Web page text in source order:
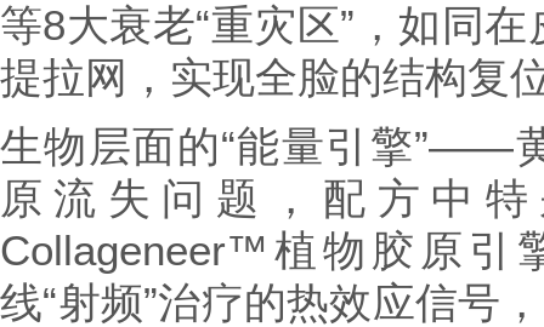
等8大衰老“重灾区”，如同
提拉网，实现全脸的结构复
生物层面的“能量引擎”——
原流失问题，配方中
Collageneer™植物胶原引
线“射频”治疗的热效应信号